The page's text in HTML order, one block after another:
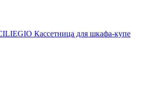
Кассетница для шкафа-купе